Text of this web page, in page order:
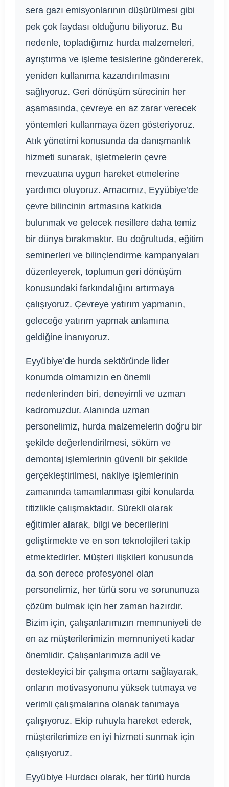
sera gazı emisyonlarının düşürülmesi gibi
pek çok faydası olduğunu biliyoruz. Bu
nedenle, topladığımız hurda malzemeleri,
ayrıştırma ve işleme tesislerine göndererek,
yeniden kullanıma kazandırılmasını
sağlıyoruz. Geri dönüşüm sürecinin her
aşamasında, çevreye en az zarar verecek
yöntemleri kullanmaya özen gösteriyoruz.
Atık yönetimi konusunda da danışmanlık
hizmeti sunarak, işletmelerin çevre
mevzuatına uygun hareket etmelerine
yardımcı oluyoruz. Amacımız, Eyyübiye’de
çevre bilincinin artmasına katkıda
bulunmak ve gelecek nesillere daha temiz
bir dünya bırakmaktır. Bu doğrultuda, eğitim
seminerleri ve bilinçlendirme kampanyaları
düzenleyerek, toplumun geri dönüşüm
konusundaki farkındalığını artırmaya
çalışıyoruz. Çevreye yatırım yapmanın,
geleceğe yatırım yapmak anlamına
geldiğine inanıyoruz.
Eyyübiye’de hurda sektöründe lider
konumda olmamızın en önemli
nedenlerinden biri, deneyimli ve uzman
kadromuzdur. Alanında uzman
personelimiz, hurda malzemelerin doğru bir
şekilde değerlendirilmesi, söküm ve
demontaj işlemlerinin güvenli bir şekilde
gerçekleştirilmesi, nakliye işlemlerinin
zamanında tamamlanması gibi konularda
titizlikle çalışmaktadır. Sürekli olarak
eğitimler alarak, bilgi ve becerilerini
geliştirmekte ve en son teknolojileri takip
etmektedirler. Müşteri ilişkileri konusunda
da son derece profesyonel olan
personelimiz, her türlü soru ve sorununuza
çözüm bulmak için her zaman hazırdır.
Bizim için, çalışanlarımızın memnuniyeti de
en az müşterilerimizin memnuniyeti kadar
önemlidir. Çalışanlarımıza adil ve
destekleyici bir çalışma ortamı sağlayarak,
onların motivasyonunu yüksek tutmaya ve
verimli çalışmalarına olanak tanımaya
çalışıyoruz. Ekip ruhuyla hareket ederek,
müşterilerimize en iyi hizmeti sunmak için
çalışıyoruz.
Eyyübiye Hurdacı olarak, her türlü hurda